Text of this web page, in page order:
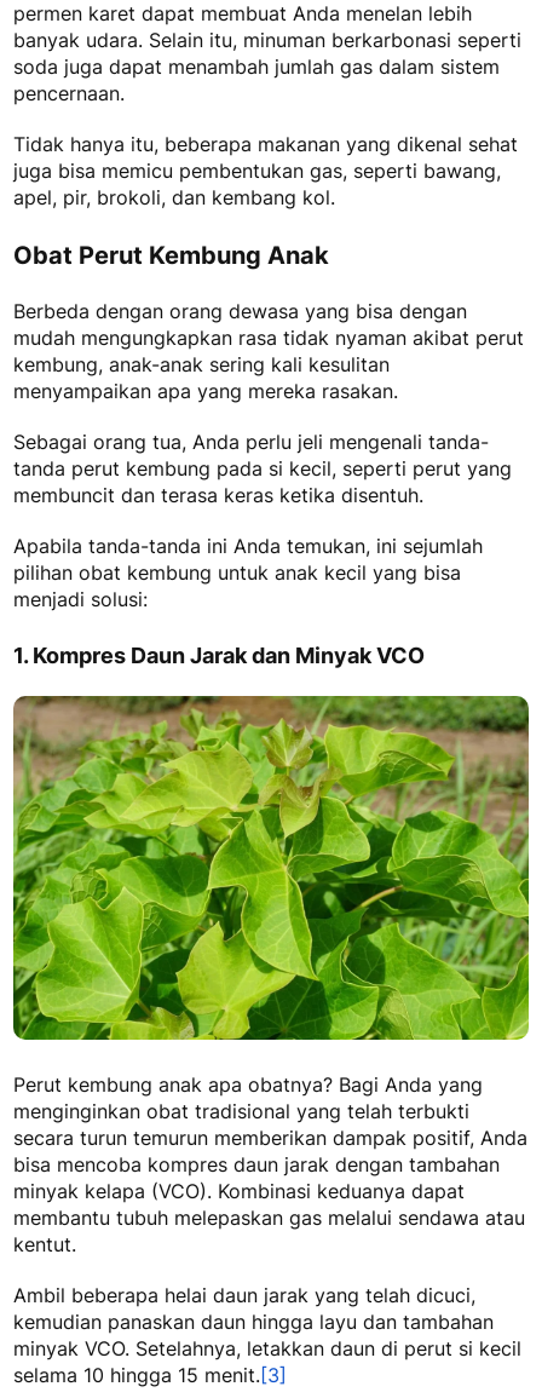
permen karet dapat membuat Anda menelan lebih
banyak udara. Selain itu, minuman berkarbonasi seperti
soda juga dapat menambah jumlah gas dalam sistem
pencernaan.
Tidak hanya itu, beberapa makanan yang dikenal sehat
juga bisa memicu pembentukan gas, seperti bawang,
apel, pir, brokoli, dan kembang kol.
Obat Perut Kembung Anak​
Berbeda dengan orang dewasa yang bisa dengan
mudah mengungkapkan rasa tidak nyaman akibat perut
kembung, anak-anak sering kali kesulitan
menyampaikan apa yang mereka rasakan.
Sebagai orang tua, Anda perlu jeli mengenali tanda-
tanda perut kembung pada si kecil, seperti perut yang
membuncit dan terasa keras ketika disentuh.
Apabila tanda-tanda ini Anda temukan, ini sejumlah
pilihan obat kembung untuk anak kecil yang bisa
menjadi solusi:
1. Kompres Daun Jarak dan Minyak VCO
Perut kembung anak apa obatnya? Bagi Anda yang
menginginkan obat tradisional yang telah terbukti
secara turun temurun memberikan dampak positif, Anda
bisa mencoba kompres daun jarak dengan tambahan
minyak kelapa (VCO). Kombinasi keduanya dapat
membantu tubuh melepaskan gas melalui sendawa atau
kentut.
Ambil beberapa helai daun jarak yang telah dicuci,
kemudian panaskan daun hingga layu dan tambahan
minyak VCO. Setelahnya, letakkan daun di perut si kecil
selama 10 hingga 15 menit.[3]